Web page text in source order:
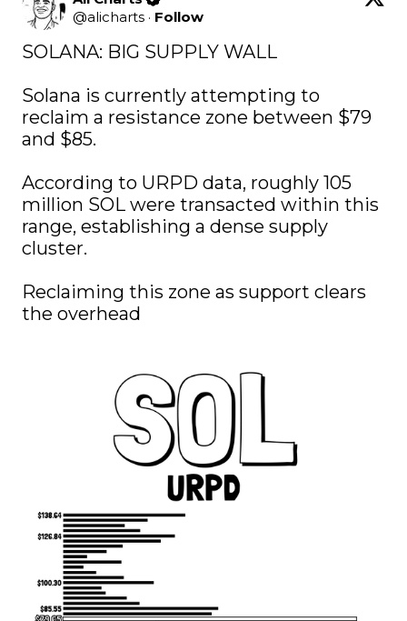
@alicharts · Follow
SOLANA: BIG SUPPLY WALL
Solana is currently attempting to
reclaim a resistance zone between $79
and $85.
According to URPD data, roughly 105
million SOL were transacted within this
range, establishing a dense supply
cluster.
Reclaiming this zone as support clears
the overhead